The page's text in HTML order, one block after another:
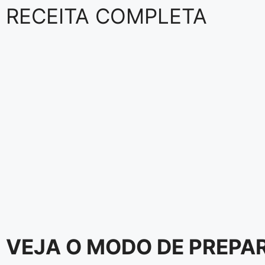
RECEITA COMPLETA
VEJA O MODO DE